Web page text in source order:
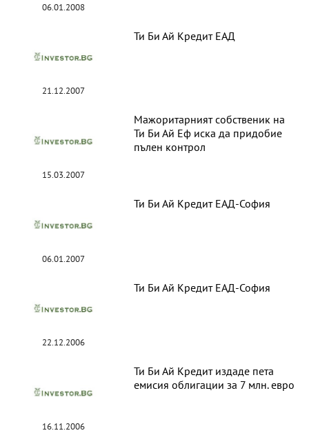
06.01.2008
21.12.2007
Ти Би Ай Кредит ЕАД
15.03.2007
Мажоритарният собственик на
Ти Би Ай Еф иска да придобие
пълен контрол
06.01.2007
Ти Би Ай Кредит ЕАД-София
22.12.2006
Ти Би Ай Кредит ЕАД-София
16.11.2006
Ти Би Ай Кредит издаде пета
емисия облигации за 7 млн. евро